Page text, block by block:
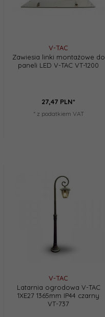
V-TAC
Zawiesia linki montażowe do
paneli LED V-TAC VT-1200
27,47 PLN*
* z podatkiem VAT
V-TAC
Latarnia ogrodowa V-TAC
1XE27 1365mm IP44 czarny
VT-737